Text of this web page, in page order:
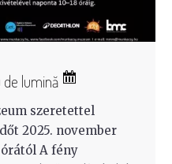
lumină
szeretettel
2025. november
A fény